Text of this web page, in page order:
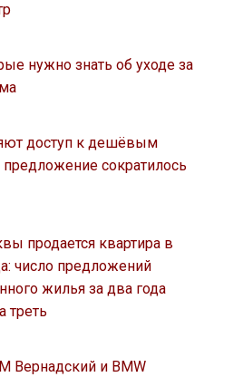
нужно знать об уходе за
доступ к дешёвым
предложение сократилось
продается квартира в
число предложений
жилья за два года
треть
Вернадский и BMW